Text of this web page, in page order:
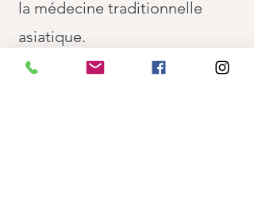
la médecine traditionnelle
asiatique.
Des temps de pratique en